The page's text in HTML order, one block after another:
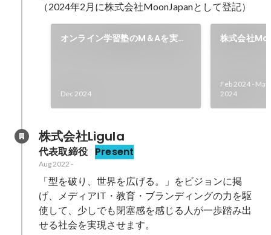
（2024年2月に株式会社MoonJapanとして登記）
オンライン学習塾のM＆Aを実
Dec 2024
株式会社
Feb 2024 - May
2024
株式会社Ligula
代表取締役 Present
Aug 2022 -
「型を破り、世界を広げる。」をビジョンに掲
げ、メディアIT・教育・ブランディングの力を駆
使して、少しでも閉塞感を感じる人が一歩踏み出
せる社会を実現させます。